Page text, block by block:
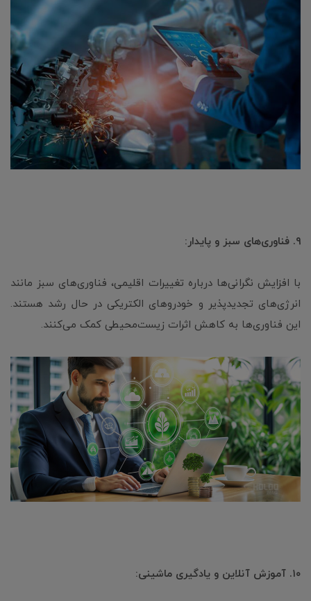
۹. فناوری‌های سبز و پایدار:
با افزایش نگرانی‌ها درباره تغییرات اقلیمی، فناوری‌های سبز مانند
انرژی‌های تجدیدپذیر و خودروهای الکتریکی در حال رشد هستند.
این فناوری‌ها به کاهش اثرات زیست‌محیطی کمک می‌کنند.
۱۰. آموزش آنلاین و یادگیری ماشینی: